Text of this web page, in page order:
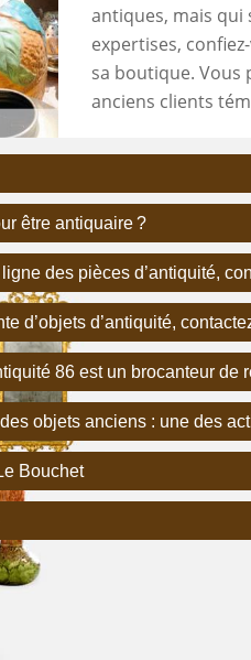
antiques, mais
expertises,
sa boutique. Vous
anciens clients
être antiquaire ?
des pièces d’antiquité,
d’objets d’antiquité,
86 est un brocanteur de
objets anciens : une des
Bouchet